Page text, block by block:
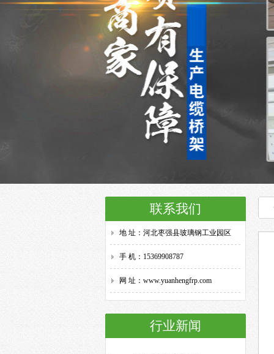
联系我们
地 址：河北枣强县玻璃钢工业园区
手 机：15369908787
网 址：www.yuanhengfrp.com
行业新闻